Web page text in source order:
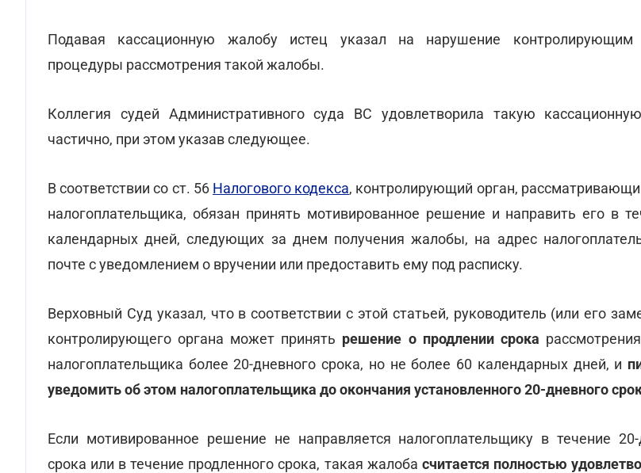
Подавая кассационную жалобу истец указал на нарушение контролирующим
процедуры рассмотрения такой жалобы.
Коллегия судей Административного суда ВС удовлетворила такую
частично, при этом указав следующее.
В соответствии со ст. 56 Налогового кодекса, контролирующий орган,
налогоплательщика, обязан принять мотивированное решение и направить его в
календарных дней, следующих за днем получения жалобы, на адрес
почте с уведомлением о вручении или предоставить ему под расписку.
Верховный Суд указал, что в соответствии с этой статьей, руководитель (или его
контролирующего органа может принять решение о продлении срока
налогоплательщика более 20-дневного срока, но не более 60 календарных дней, и
уведомить об этом налогоплательщика до окончания установленного 20-дневного
Если мотивированное решение не направляется налогоплательщику в течение 20-
срока или в течение продленного срока, такая жалоба считается полностью